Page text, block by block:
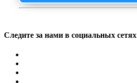
Следите за нами в социальных сетях